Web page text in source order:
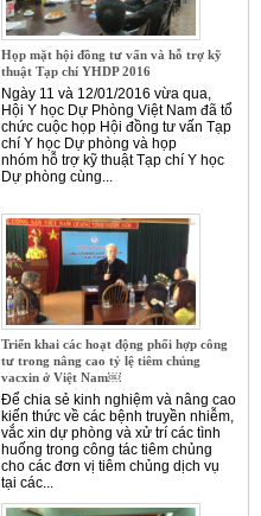
Họp mặt hội đồng tư vấn và hỗ trợ kỹ
thuật Tạp chí YHDP 2016
Ngày 11 và 12/01/2016 vừa qua,
Hội Y học Dự Phòng Việt Nam đã tổ
chức cuộc họp Hội đồng tư vấn Tạp
chí Y học Dự phòng và họp
nhóm hỗ trợ kỹ thuật Tạp chí Y học
Dự phòng cùng...
Triển khai các hoạt động phối hợp công
tư trong nâng cao tỷ lệ tiêm chủng
vacxin ở Việt Nam￼
Để chia sẻ kinh nghiệm và nâng cao
kiến thức về các bệnh truyền nhiễm,
vắc xin dự phòng và xử trí các tình
huống trong công tác tiêm chủng
cho các đơn vị tiêm chủng dịch vụ
tại các...